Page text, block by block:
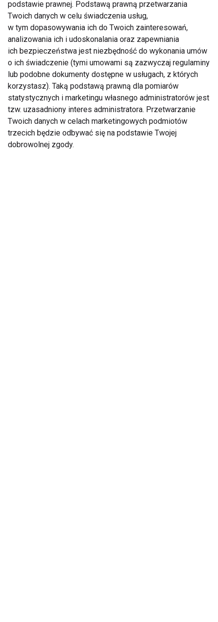
poziom witaminy D i
jak ją suplementować?
niedoboru
Wpływ witamin D3 i K2
na organizm
Zdrowie i Siła:
witaminy, które
wspierają męski
organizm
podstawie prawnej. Podstawą prawną przetwarzania
Twoich danych w celu świadczenia usług,
w tym dopasowywania ich do Twoich zainteresowań,
analizowania ich i udoskonalania oraz zapewniania
ich bezpieczeństwa jest niezbędność do wykonania umów
o ich świadczenie (tymi umowami są zazwyczaj regulaminy
lub podobne dokumenty dostępne w usługach, z których
korzystasz). Taką podstawą prawną dla pomiarów
statystycznych i marketingu własnego administratorów jest
tzw. uzasadniony interes administratora. Przetwarzanie
Twoich danych w celach marketingowych podmiotów
trzecich będzie odbywać się na podstawie Twojej
dobrowolnej zgody.